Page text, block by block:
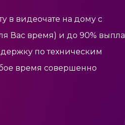
в видеочате на дому с
Вас время) и до 90%
по техническим
время совершенно